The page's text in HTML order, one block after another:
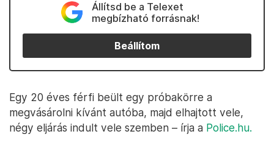
Állítsd be a Telexet
megbízható forrásnak!
Beállítom
Egy 20 éves férfi beült egy próbakörre a
megvásárolni kívánt autóba, majd elhajtott vele,
négy eljárás indult vele szemben – írja a Police.hu.